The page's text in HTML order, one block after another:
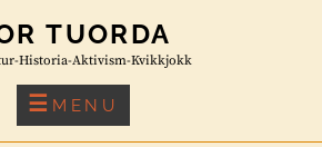
TUORDA
Historia-Aktivism-Kvikkjokk
MENU